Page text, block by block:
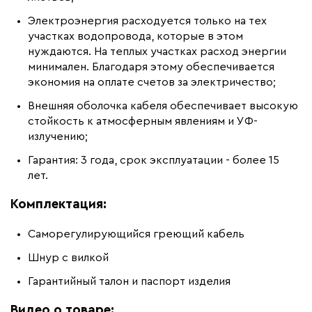
Электроэнергия расходуется только на тех
участках водопровода, которые в этом
нуждаются. На теплых участках расход энергии
минимален. Благодаря этому обеспечивается
экономия на оплате счетов за электричество;
Внешняя оболочка кабеля обеспечивает высокую
стойкость к атмосферным явлениям и УФ-
излучению;
Гарантия: 3 года, срок эксплуатации - более 15
лет.
Комплектация:
Саморегулирующийся греющий кабель
Шнур с вилкой
Гарантийный талон и паспорт изделия